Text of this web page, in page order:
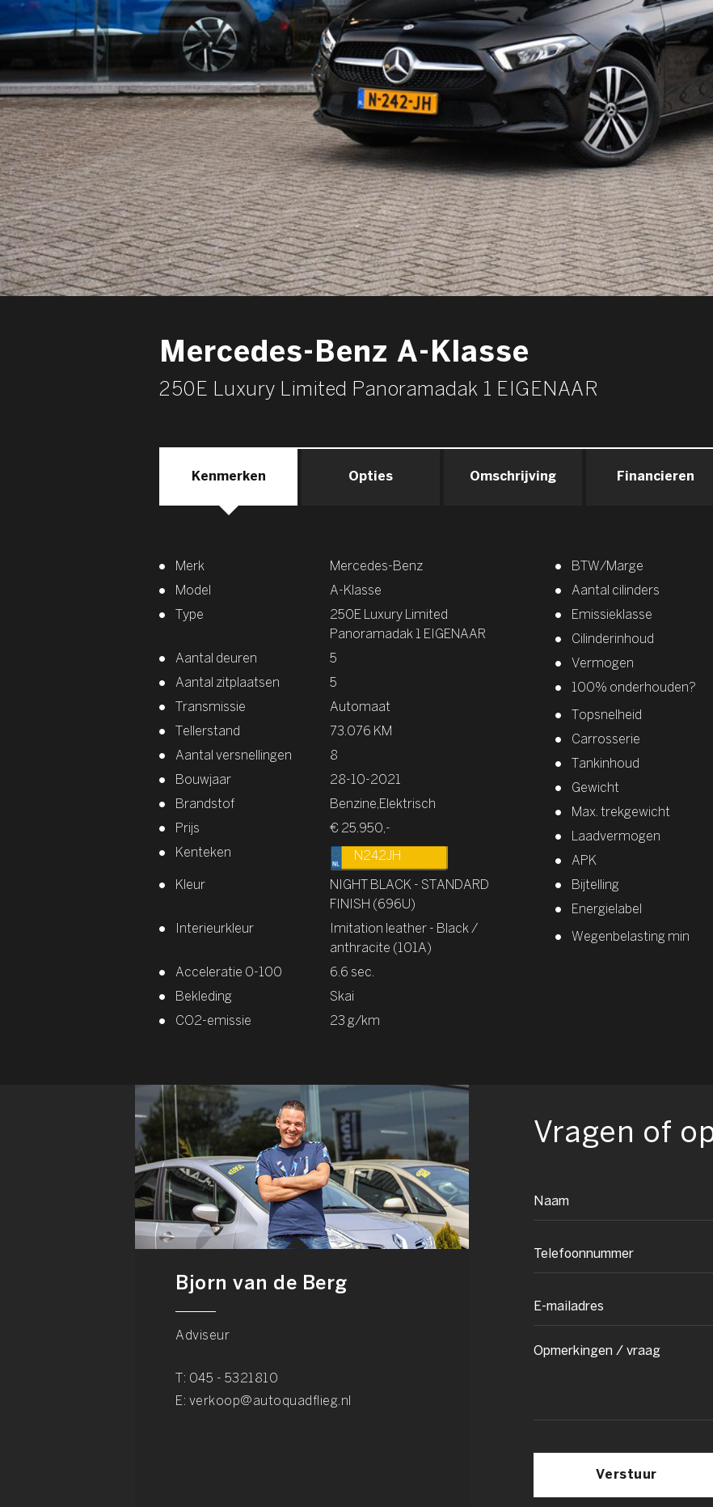
Mercedes-Benz A-Klasse
250E Luxury Limited Panoramadak 1 EIGENAAR
Kenmerken Opties Omschrijving Financieren
Merk
Mercedes-Benz
Model
A-Klasse
Type
250E Luxury Limited
Panoramadak 1 EIGENAAR
Aantal deuren
5
Aantal zitplaatsen
5
Transmissie
Automaat
Tellerstand
73.076 KM
Aantal versnellingen
8
Bouwjaar
28-10-2021
Brandstof
Benzine,Elektrisch
Prijs
€ 25.950,-
Kenteken
N242JH
Kleur
NIGHT BLACK - STANDARD
FINISH (696U)
Interieurkleur
Imitation leather - Black /
anthracite (101A)
Acceleratie 0-100
6.6 sec.
Bekleding
Skai
CO2-emissie
23 g/km
BTW/Marge
Aantal cilinders
Emissieklasse
Cilinderinhoud
Vermogen
100% onderhouden?
Topsnelheid
Carrosserie
Tankinhoud
Gewicht
Max. trekgewicht
Laadvermogen
APK
Bijtelling
Energielabel
Wegenbelasting min
Bjorn van de Berg
Adviseur
T: 045 - 5321810
E: verkoop@autoquadflieg.nl
Vragen of
Verstuur